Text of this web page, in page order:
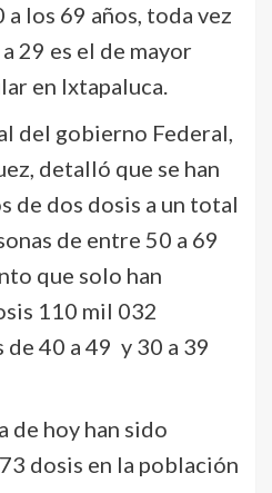
los 69 años, toda vez
29 es el de mayor
en Ixtapaluca.
del gobierno Federal,
detalló que se han
de dos dosis a un total
de entre 50 a 69
que solo han
110 mil 032
de 40 a 49 y 30 a 39
de hoy han sido
dosis en la población